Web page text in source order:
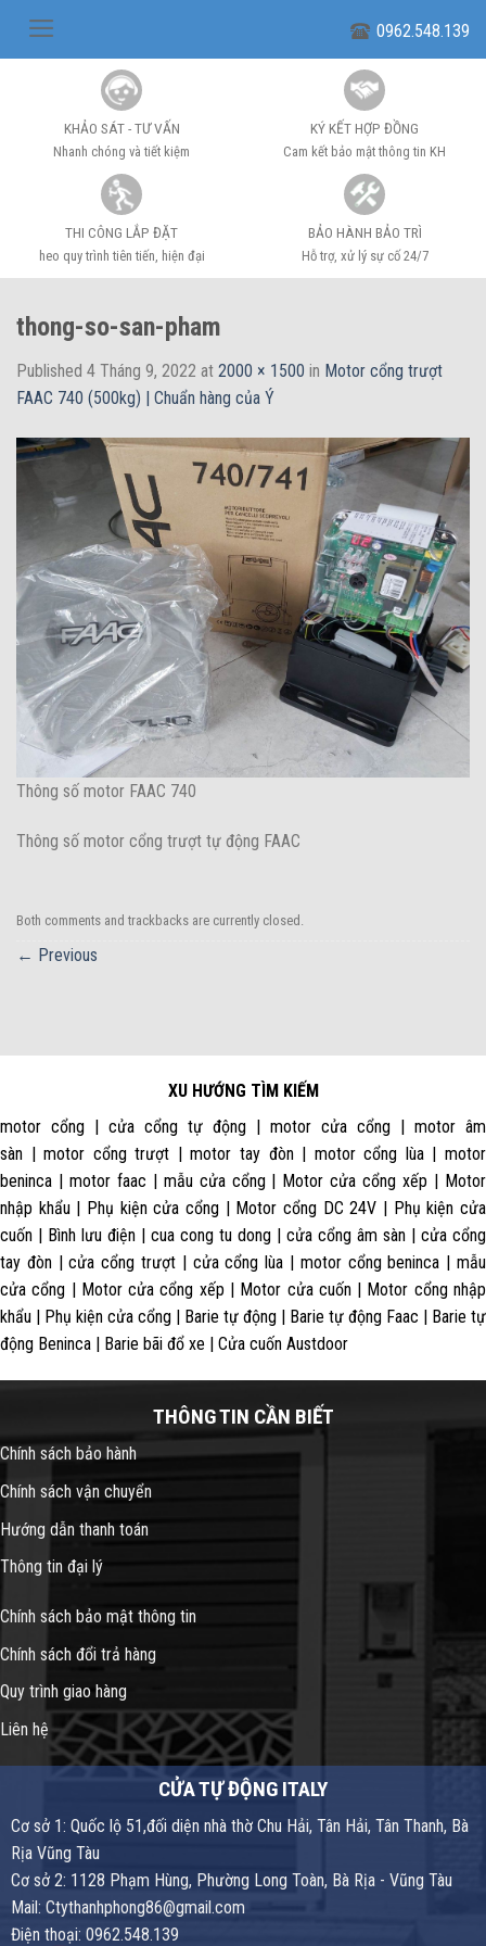
0962.548.139
KHẢO SÁT - TƯ VẤN
Nhanh chóng và tiết kiệm
KÝ KẾT HỢP ĐỒNG
Cam kết bảo mật thông tin KH
THI CÔNG LẮP ĐẶT
heo quy trình tiên tiến, hiện đại
BẢO HÀNH BẢO TRÌ
Hỗ trợ, xử lý sự cố 24/7
thong-so-san-pham
Published 4 Tháng 9, 2022 at 2000 × 1500 in Motor cổng trượt
FAAC 740 (500kg) | Chuẩn hàng của Ý
Thông số motor FAAC 740
Thông số motor cổng trượt tự động FAAC
Both comments and trackbacks are currently closed.
← Previous
XU HƯỚNG TÌM KIẾM
motor cổng | cửa cổng tự động | motor cửa cổng | motor âm
sàn | motor cổng trượt | motor tay đòn | motor cổng lùa | motor
beninca | motor faac | mẫu cửa cổng | Motor cửa cổng xếp | Motor
nhập khẩu | Phụ kiện cửa cổng | Motor cổng DC 24V | Phụ kiện cửa
cuốn | Bình lưu điện | cua cong tu dong | cửa cổng âm sàn | cửa cổng
tay đòn | cửa cổng trượt | cửa cổng lùa | motor cổng beninca | mẫu
cửa cổng | Motor cửa cổng xếp | Motor cửa cuốn | Motor cổng nhập
khẩu | Phụ kiện cửa cổng | Barie tự động | Barie tự động Faac | Barie tự
động Beninca | Barie bãi đổ xe | Cửa cuốn Austdoor
THÔNG TIN CẦN BIẾT
Chính sách bảo hành
Chính sách vận chuyển
Hướng dẫn thanh toán
Thông tin đại lý
Chính sách bảo mật thông tin
Chính sách đổi trả hàng
Quy trình giao hàng
Liên hệ
CỬA TỰ ĐỘNG ITALY
Cơ sở 1: Quốc lộ 51,đối diện nhà thờ Chu Hải, Tân Hải, Tân Thanh, Bà
Rịa Vũng Tàu
Cơ sở 2: 1128 Phạm Hùng, Phường Long Toàn, Bà Rịa - Vũng Tàu
Mail: Ctythanhphong86@gmail.com
Điện thoại: 0962.548.139